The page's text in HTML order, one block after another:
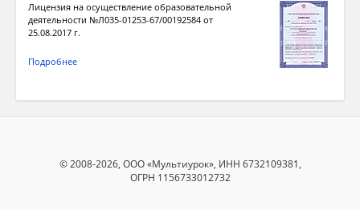
Лицензия на осуществление образовательной
деятельности №Л035-01253-67/00192584 от
25.08.2017 г.
Подробнее
© 2008-2026, ООО «Мультиурок», ИНН 6732109381,
ОГРН 1156733012732